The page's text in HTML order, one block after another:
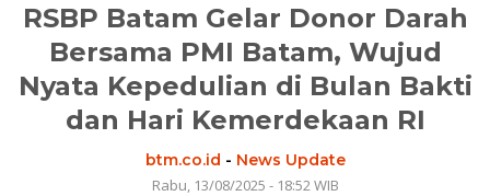
RSBP Batam Gelar Donor Darah
Bersama PMI Batam, Wujud
Nyata Kepedulian di Bulan Bakti
dan Hari Kemerdekaan RI
btm.co.id - News Update
Rabu, 13/08/2025 - 18:52 WIB